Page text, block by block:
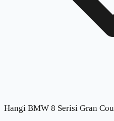
Hangi BMW 8 Serisi Gran